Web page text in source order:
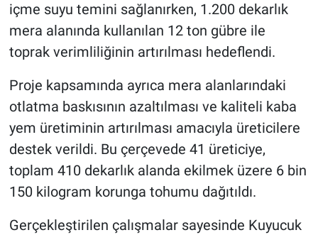
içme suyu temini sağlanırken, 1.200 dekarlık
mera alanında kullanılan 12 ton gübre ile
toprak verimliliğinin artırılması hedeflendi.
Proje kapsamında ayrıca mera alanlarındaki
otlatma baskısının azaltılması ve kaliteli kaba
yem üretiminin artırılması amacıyla üreticilere
destek verildi. Bu çerçevede 41 üreticiye,
toplam 410 dekarlık alanda ekilmek üzere 6 bin
150 kilogram korunga tohumu dağıtıldı.
Gerçekleştirilen çalışmalar sayesinde Kuyucuk